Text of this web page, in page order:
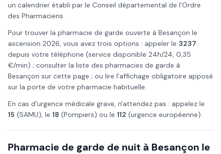
un calendrier établi par le Conseil départemental de l'Ordre
des Pharmaciens.
Pour trouver la pharmacie de garde ouverte à Besançon le
ascension 2026, vous avez trois options : appeler le 3237
depuis votre téléphone (service disponible 24h/24, 0,35
€/min) ; consulter la liste des pharmacies de garde à
Besançon sur cette page ; ou lire l'affichage obligatoire apposé
sur la porte de votre pharmacie habituelle.
En cas d'urgence médicale grave, n'attendez pas : appelez le
15 (SAMU), le 18 (Pompiers) ou le 112 (urgence européenne).
Pharmacie de garde de nuit à Besançon le